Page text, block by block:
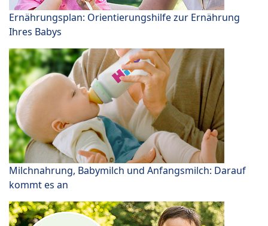
Ernährungsplan: Orientierungshilfe zur Ernährung
Ihres Babys
Milchnahrung, Babymilch und Anfangsmilch: Darauf
kommt es an